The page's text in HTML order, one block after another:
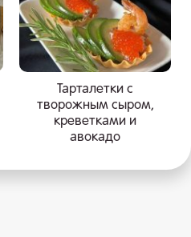
Тарталетки с
творожным сыром,
креветками и
авокадо